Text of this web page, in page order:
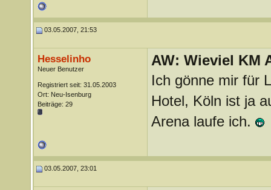
03.05.2007, 21:53
Hesselinho
Neuer Benutzer
Registriert seit: 31.05.2003
Ort: Neu-Isenburg
Beiträge: 29
AW: Wieviel KM
Ich gönne mir für
Hotel, Köln ist ja
Arena laufe ich.
03.05.2007, 23:01